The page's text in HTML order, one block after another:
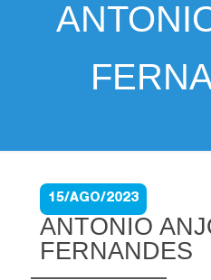
15/AGO/2023
ANTONIO
FERNANDES